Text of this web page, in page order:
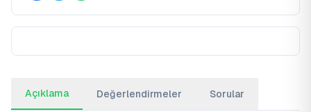
Açıklama Değerlendirmeler Sorular